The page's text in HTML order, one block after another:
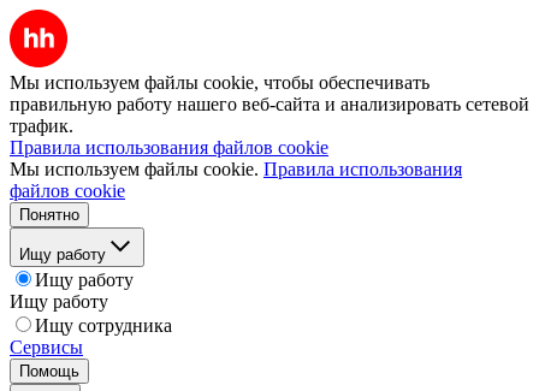
Мы используем файлы cookie, чтобы обеспечивать
правильную работу нашего веб-сайта и анализировать сетевой
трафик.
Правила использования файлов cookie
Мы используем файлы cookie. Правила использования
файлов cookie
Понятно
Ищу работу
Ищу работу
Ищу работу
Ищу сотрудника
Сервисы
Помощь